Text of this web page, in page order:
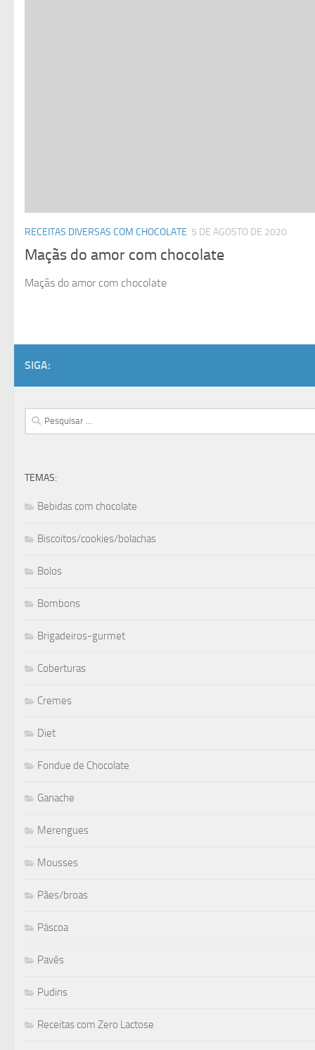
RECEITAS DIVERSAS COM CHOCOLATE 5 DE AGOSTO DE 2020
Maçãs do amor com chocolate
Maçãs do amor com chocolate
SIGA:
Pesquisar
por:
TEMAS:
Bebidas com chocolate
Biscoitos/cookies/bolachas
Bolos
Bombons
Brigadeiros-gurmet
Coberturas
Cremes
Diet
Fondue de Chocolate
Ganache
Merengues
Mousses
Pães/broas
Páscoa
Pavês
Pudins
Receitas com Zero Lactose